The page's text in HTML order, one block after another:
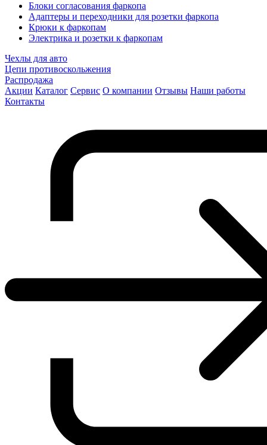
Блоки согласования фаркопа
Адаптеры и переходники для розетки фаркопа
Крюки к фаркопам
Электрика и розетки к фаркопам
Чехлы для авто
Цепи противоскольжения
Распродажа
Акции Каталог Сервис О компании Отзывы Наши работы
Контакты